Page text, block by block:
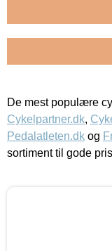
De mest populære
Cykelpartner.dk,
Pedalatleten.dk og
sortiment til gode